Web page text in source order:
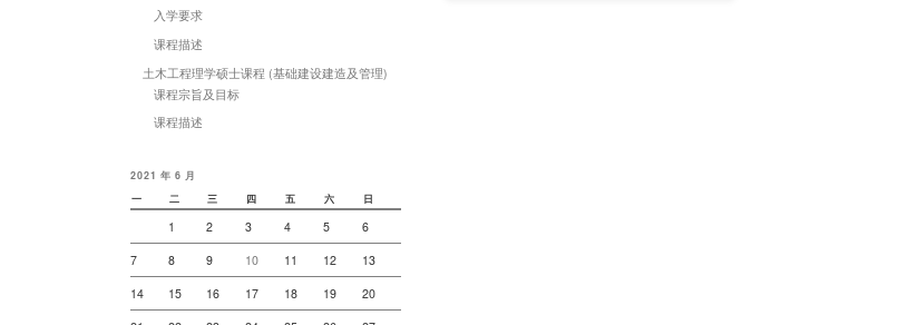
入学要求
课程描述
土木工程理学硕士课程 (基础建设建造及管理)
课程宗旨及目标
课程描述
2021 年 6 月
一 二 三 四 五 六 日
1 2 3 4 5
6
7
8 9 10 11 12
13
14
15 16 17 18 19
20